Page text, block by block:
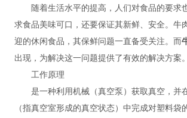
随着生活水平的提高，人们对食品的要求
求食品美味可口，还要保证其新鲜、安全。牛
迎的休闲食品，其保鲜问题一直备受关注。而
出现，为解决这一问题提供了有效的解决方案。
工作原理
是一种利用机械（真空泵）获取真空，并
（指真空室形成的真空状态）中完成对塑料袋